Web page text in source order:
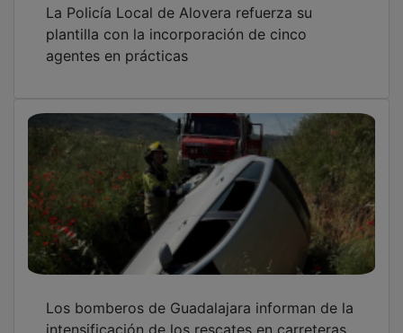
Segunda muerte por accidente de tráfico en
La Alcarria en dos días